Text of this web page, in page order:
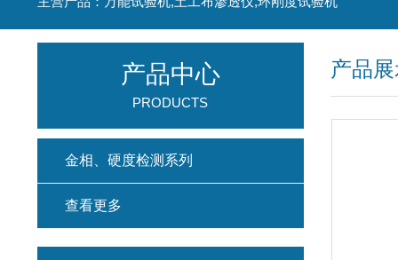
产品
产品中心
PRODUCTS
金相、硬度检测系列
查看更多